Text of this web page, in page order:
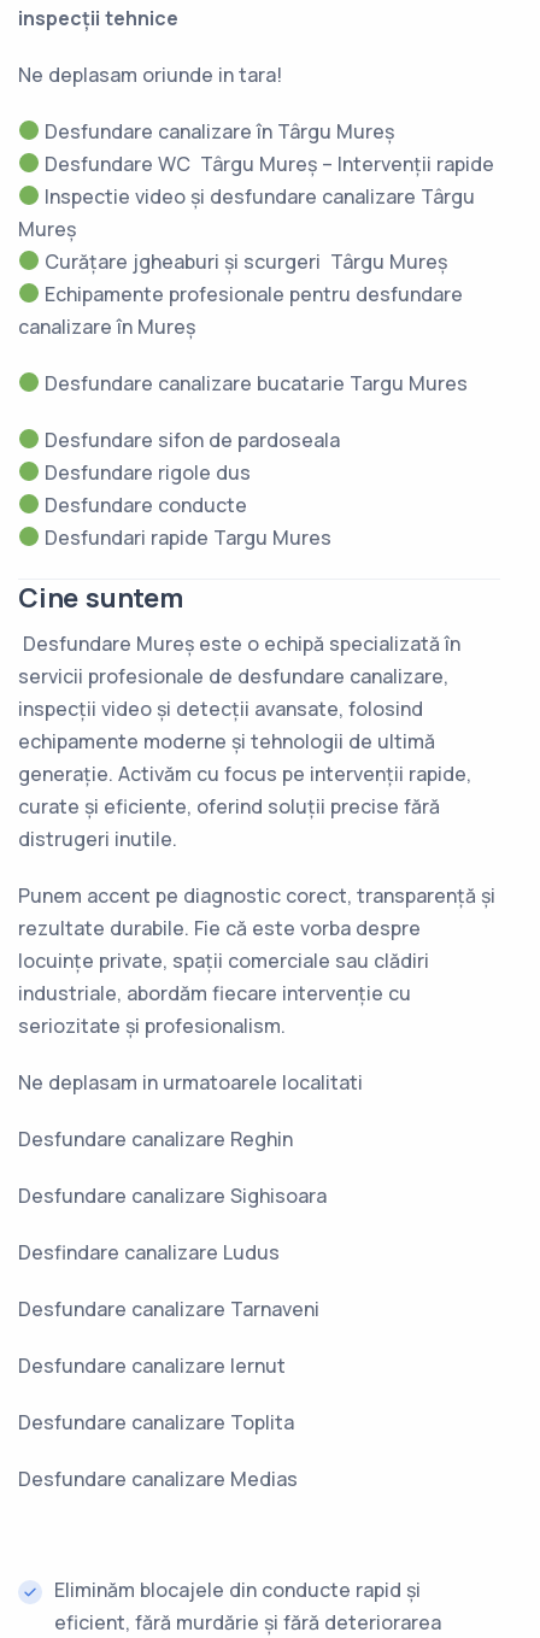
inspecții tehnice
Ne deplasam oriunde in tara!
Desfundare canalizare în Târgu Mureș
Desfundare WC Târgu Mureș – Intervenții rapide
Inspectie video și desfundare canalizare Târgu
Mureș
Curățare jgheaburi și scurgeri Târgu Mureș
Echipamente profesionale pentru desfundare
canalizare în Mureș
Desfundare canalizare bucatarie Targu Mures
Desfundare sifon de pardoseala
Desfundare rigole dus
Desfundare conducte
Desfundari rapide Targu Mures
Cine suntem
Desfundare Mureș este o echipă specializată în
servicii profesionale de desfundare canalizare,
inspecții video și detecții avansate, folosind
echipamente moderne și tehnologii de ultimă
generație. Activăm cu focus pe intervenții rapide,
curate și eficiente, oferind soluții precise fără
distrugeri inutile.
Punem accent pe diagnostic corect, transparență și
rezultate durabile. Fie că este vorba despre
locuințe private, spații comerciale sau clădiri
industriale, abordăm fiecare intervenție cu
seriozitate și profesionalism.
Ne deplasam in urmatoarele localitati
Desfundare canalizare Reghin
Desfundare canalizare Sighisoara
Desfindare canalizare Ludus
Desfundare canalizare Tarnaveni
Desfundare canalizare Iernut
Desfundare canalizare Toplita
Desfundare canalizare Medias
Eliminăm blocajele din conducte rapid și
eficient, fără murdărie și fără deteriorarea